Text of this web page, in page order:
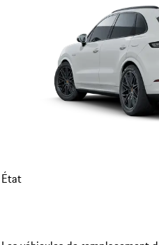
État